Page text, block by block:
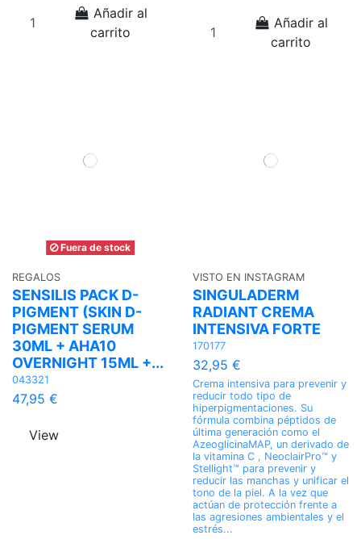
Añadir al
carrito
Añadir al
carrito
Fuera de stock
REGALOS
SENSILIS PACK D-
PIGMENT (SKIN D-
PIGMENT SERUM
30ML + AHA10
OVERNIGHT 15ML +...
043321
47,95 €
View
VISTO EN INSTAGRAM
SINGULADERM
RADIANT CREMA
INTENSIVA FORTE
170177
32,95 €
Crema intensiva para prevenir y
reducir todo tipo de
hiperpigmentaciones. Su
fórmula combina péptidos de
última generación como el
AzeoglicinaMAP, un derivado de
la vitamina C , NeoclairPro™ y
Stellight™ para prevenir y
reducir las manchas y unificar el
tono de la piel. A la vez que
actúan de protección frente a
las agresiones ambientales y el
estrés...